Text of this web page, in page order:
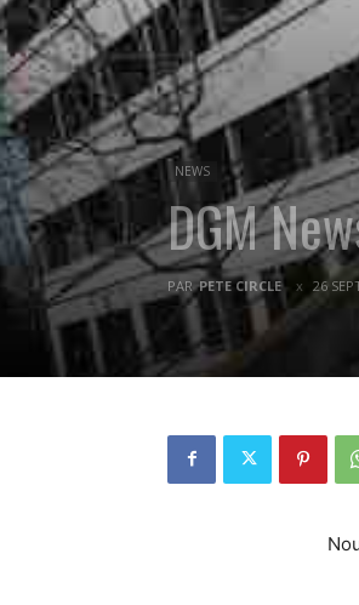
NEWS
DGM
PAR PETE CIRCLE 26